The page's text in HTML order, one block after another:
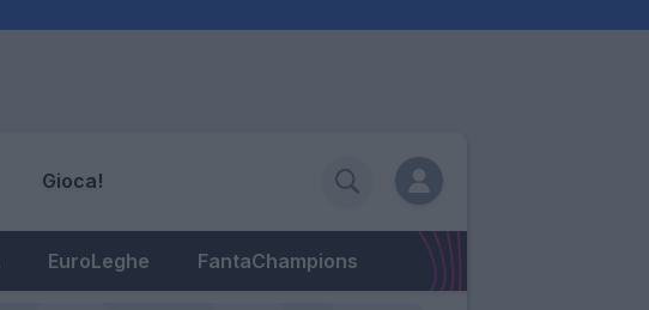
Gioca!
EuroLeghe FantaChampions